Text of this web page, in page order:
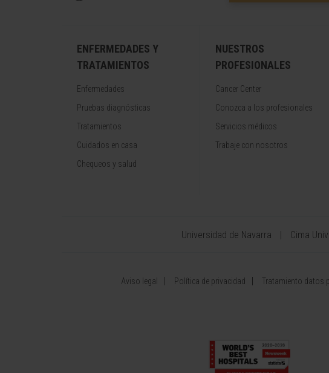
ENFERMEDADES Y
TRATAMIENTOS
Enfermedades
Pruebas diagnósticas
Tratamientos
Cuidados en casa
Chequeos y salud
NUESTROS
PROFESIONALES
Cancer Center
Conozca a los profesionales
Servicios médicos
Trabaje con nosotros
Universidad de Navarra Cima
Aviso legal Política de privacidad Tratamiento datos